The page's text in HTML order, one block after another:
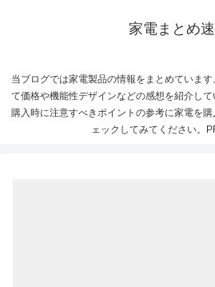
家電まとめ
当ブログでは家電製品の情報をまとめていま
て価格や機能性デザインなどの感想を紹介し
購入時に注意すべきポイントの参考に家電を
ェックしてみてください。